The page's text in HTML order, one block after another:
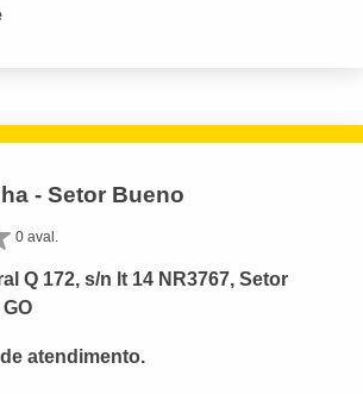
- Setor Bueno
0 aval.
Q 172, s/n lt 14 NR3767, Setor
atendimento.